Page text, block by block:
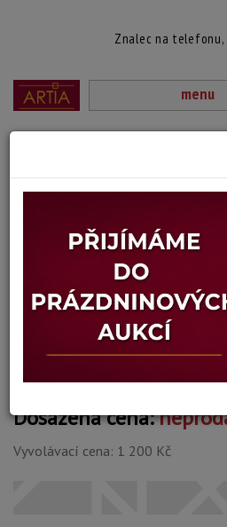
Znalec na telefonu,
menu
111. LEŽÍCÍ ŽENA
signováno vpravo nahoře, paspartováno,
Technika: pastel na kartonu
Šířka: 34 cm, výška: 14 cm, rámování: 35 x
09.04.2025 20:27
Dosažená cena:
Vyvolávací cena: 1 200 Kč